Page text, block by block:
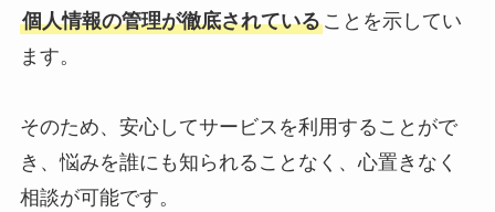
個人情報の管理が徹底されていることを示してい
ます。
そのため、安心してサービスを利用することがで
き、悩みを誰にも知られることなく、心置きなく
相談が可能です。